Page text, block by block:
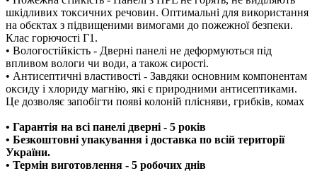
шкідливих токсичних речовин. Оптимальні для використання
на обєктах з підвищеними вимогами до пожежної безпеки.
Клас горючості Г1.
• Вологостійкість - Дверні панелі не деформуються під
впливом вологи чи води, а також сирості.
• Антисептичні властивості - Завдяки основним компонентам
оксиду і хлориду магнію, які є природними антисептиками.
Це дозволяє запобігти появі колоній плісняви, грибків, комах
• Гарантія на всі панелі дверні - 5 років
• Безкоштовні упакування і доставка по всій території
України.
• Термін виготовлення - 5 робочих днів